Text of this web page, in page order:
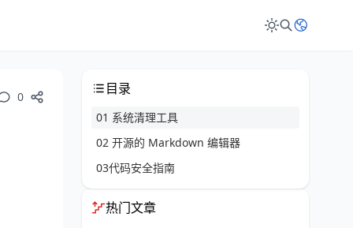
0 目录
01 系统清理工具
02 开源的 Markdown 编辑器
03代码安全指南
热门文章